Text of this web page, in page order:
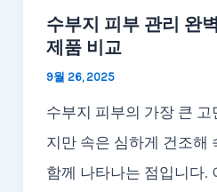
수부지 피부 관리 완
제품 비교
9월 26, 2025
수부지 피부의 가장 큰
지만 속은 심하게 건조해
함께 나타나는 점입니다.